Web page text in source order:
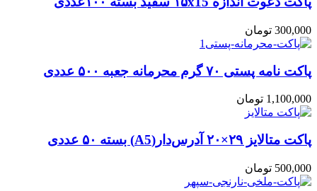
300,000 تومان
پاکت نامه پستی ۷۰ گرم محرمانه جعبه ۵۰۰ عددی
1,100,000 تومان
پاکت متالایز ۲۹×۲۰ آدرس‌دار(A5) بسته ۵۰ عددی
500,000 تومان